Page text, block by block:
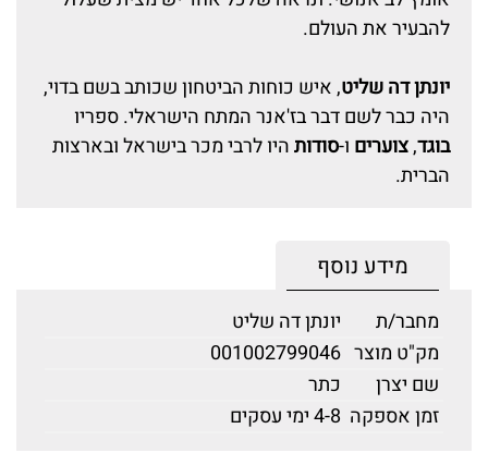
להבעיר את העולם.
יונתן דה שליט, איש כוחות הביטחון שכותב בשם בדוי,
היה כבר לשם דבר בז'אנר המתח הישראלי. ספריו
בוגד,צוערים ו-סודותהיו לרבי מכר בישראל ובארצות
הברית.
מידע נוסף
מחבר/ת
יונתן דה שליט
מק"ט מוצר 001002799046
שם יצרן
כתר
זמן אספקה 4-8 ימי עסקים